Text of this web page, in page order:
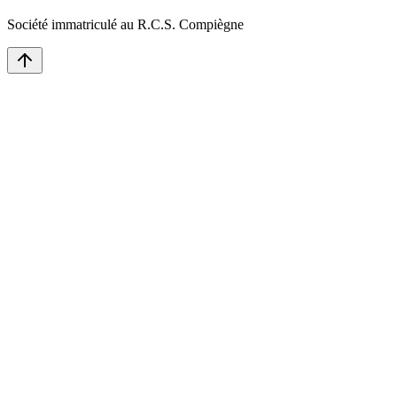
Société immatriculé au R.C.S. Compiègne